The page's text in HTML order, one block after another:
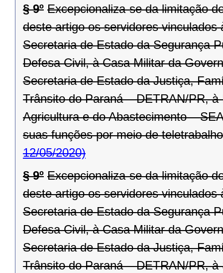
§ 9º Excepcionaliza-se da limitação
deste artigo os servidores
Secretaria de Estado da Segurança
Defesa Civil, à Casa Militar da
Secretaria de Estado da Justiça,
Trânsito do Paraná – DETRAN/PR,
Agricultura e do Abastecimento –
suas funções por meio de
12/05/2020)
§ 9º Excepcionaliza-se da limitação
deste artigo os servidores
Secretaria de Estado da Segurança
Defesa Civil, à Casa Militar da
Secretaria de Estado da Justiça,
Trânsito do Paraná – DETRAN/PR,